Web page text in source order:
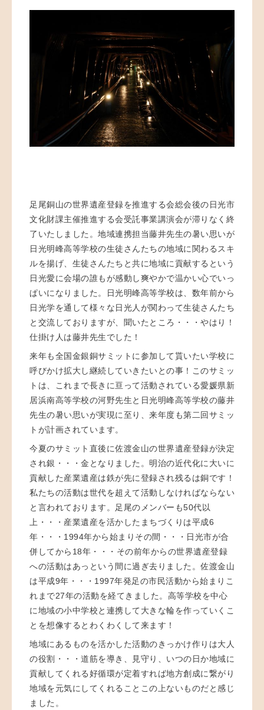
足尾銅山の世界遺産登録を推進する会総会後の日光市
文化財課主催推進する会受託事業講演会が滞りなく終
了いたしました。地域連携担当藤井先生の暑い思いが
日光明峰高等学校の生徒さんたちの地域に関わるスキ
ルを揚げ、生徒さんたちと共に地域に貢献するという
日光愛に会場の誰もが感動し爽やかで温かい心でいっ
ぱいになりました。日光明峰高等学校は、数年前から
日光学を通して様々な日光人が関わって生徒さんたち
と交流しておりますが、聞いたところ・・・やはり！
仕掛け人は藤井先生でした！
来年も全国金銀銅サミットに参加して貰いたい学校に
呼びかけ拡大し継続していきたいとの事！このサミッ
トは、これまで長きに亘って活動されている愛媛県新
居浜南高等学校の河野先生と日光明峰高等学校の藤井
先生の暑い思いが実現に至り、来年度も第二回サミッ
トが計画されています。
今夏のサミット直後に佐渡金山の世界遺産登録が決定
され銀・・・金となりました。明治の近代化に大いに
貢献した産業遺産は鉄が先に登録され残るは銅です！
私たちの活動は世代を超えて活動しなければならない
と言われております。足尾のメンバーも50代以
上・・・産業遺産を活かしたまちづくりは平成6
年・・・1994年から始まりその間・・・日光市が合
併してから18年・・・その前年からの世界遺産登録
への活動はあっという間に過ぎ去りました。佐渡金山
は平成9年・・・1997年発足の市民活動から始まりこ
れまで27年の活動を経てきました。高等学校を中心
に地域の小中学校と連携して大きな輪を作っていくこ
とを想像するとわくわくして来ます！
地域にあるものを活かした活動のきっかけ作りは大人
の役割・・・道筋を導き、見守り、いつの日か地域に
貢献してくれる好循環が定着すれば地方創成に繋がり
地域を元気にしてくれることこの上ないものだと感じ
ました。